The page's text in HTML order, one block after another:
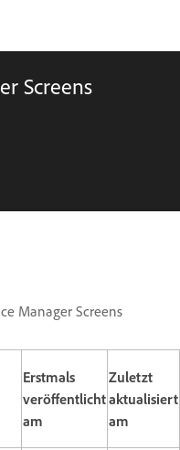
Screens
Manager Screens
Erstmals
veröffentlicht
am
Zuletzt
aktualisiert
am